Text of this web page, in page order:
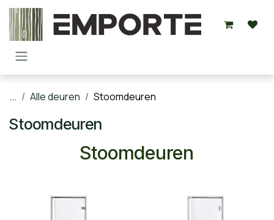
Overslaan naar inhoud
... Alle deuren Stoomdeuren
Stoomdeuren
Stoomdeuren